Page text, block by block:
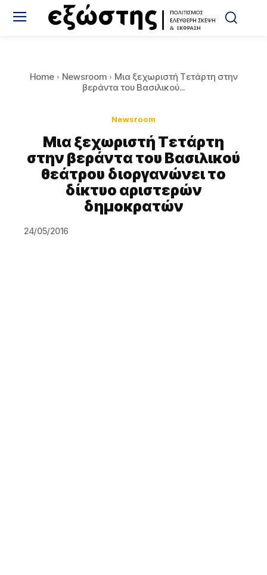
Home Newsroom
Μια ξεχωριστή Τετάρτη στην
βεράντα του Βασιλικού...
Newsroom
Μια ξεχωριστή Τετάρτη
στην βεράντα του Βασιλικού
θεάτρου διοργανώνει το
δίκτυο αριστερών
δημοκρατών
24/05/2016